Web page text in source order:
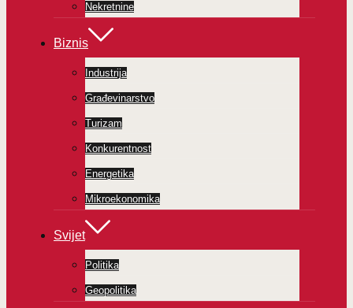
Nekretnine
Biznis
Industrija
Građevinarstvo
Turizam
Konkurentnost
Energetika
Mikroekonomika
Svijet
Politika
Geopolitika